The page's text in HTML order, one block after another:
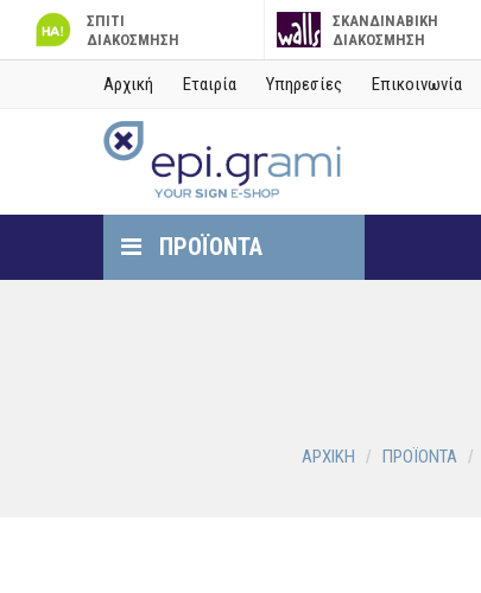
ΣΠΙΤΙ
ΔΙΑΚΟΣΜΗΣΗ
ΣΚΑΝΔΙΝΑΒΙΚΗ
ΔΙΑΚΟΣΜΗΣΗ
Αρχική Εταιρία Υπηρεσίες Επικοινωνία
ΠΡΟΪΟΝΤΑ
ΑΡΧΙΚΗ ΠΡΟΪΟΝΤΑ